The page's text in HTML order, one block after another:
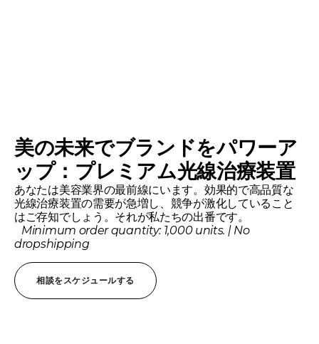
美の未来でブランドをパワーア
ップ：プレミアム光線治療装置
あなたは美容業界の最前線にいます。効果的で高品質な
光線治療装置の需要が急増し、競争が激化していること
はご存知でしょう。それが私たちの出番です。
Minimum order quantity: 1,000 units. | No
dropshipping
相談をスケジュールする